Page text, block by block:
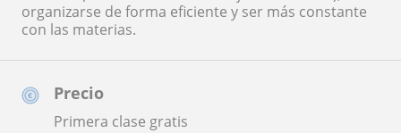
Precio
Primera clase gratis
organizarse de forma eficiente y ser más constante
con las materias.